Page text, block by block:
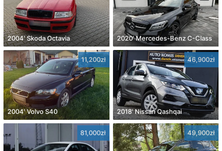
2004' Skoda Octavia 2020' Mercedes-Benz C-Class
11,200zł
2004' Volvo S40
46,900zł
2018' Nissan Qashqai
81,000zł 49,900zł